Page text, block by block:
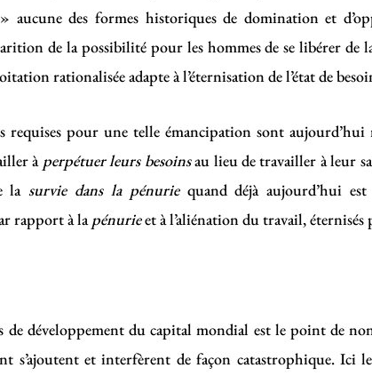
des formes historiques de domination et
de la possibilité pour les hommes de se libérer de
rationalisée adapte à l’éternisation de l’état de
requises pour une telle émancipation sont
àperpétuer leurs besoinsau lieu de travailler à leur
lasurvie dans la pénuriequand déjà aujourd’hui
rapport à lapénurieet à l’aliénation du travail, éternisés
de développement du capital mondial est le point de
s’ajoutent et interfèrent de façon catastrophique. Ici